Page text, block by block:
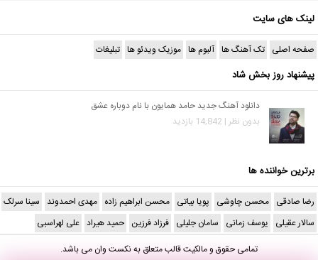
لینک های سایت
صفحه اصلی تک آهنگ ها آلبوم ها موزیک ویدئو ها تبلیغات
پیشنهاد روز بخش شاد
دانلود آهنگ جدید حامد همایون با نام دوباره عشق
بدون نظر | 14,842 بازدید
برترین خواننده ها
رضا صادقی محسن چاوشی پویا بیاتی محسن ابراهیم زاده مهدی احمدوند سینا سرلک
سالار عقیلی یوسف زمانی سامان جلیلی فرزاد فرزین حمید هیراد علی لهراسبی
تمامی حقوق و مالکیت قالب متعلق بهنکست وانمی باشد.